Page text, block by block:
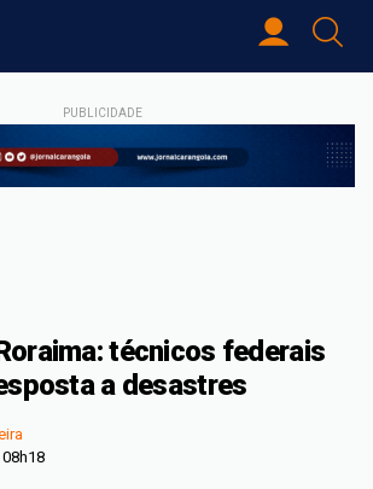
PUBLICIDADE
técnicos federais
a desastres